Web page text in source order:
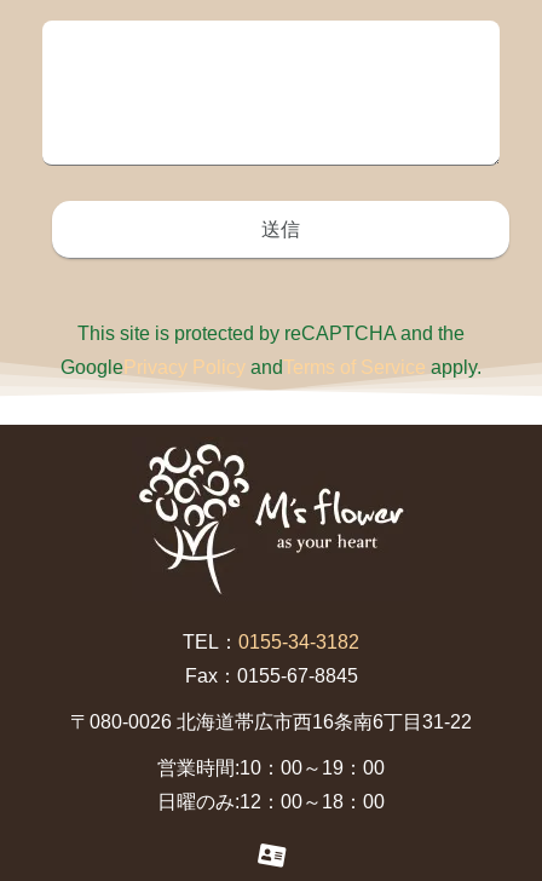
This site is protected by reCAPTCHA and the
GooglePrivacy Policy andTerms of Service apply.
TEL： 0155-34-3182
Fax：0155-67-8845
〒080-0026 北海道帯広市西16条南6丁目31-22
営業時間:10：00～19：00
日曜のみ:12：00～18：00